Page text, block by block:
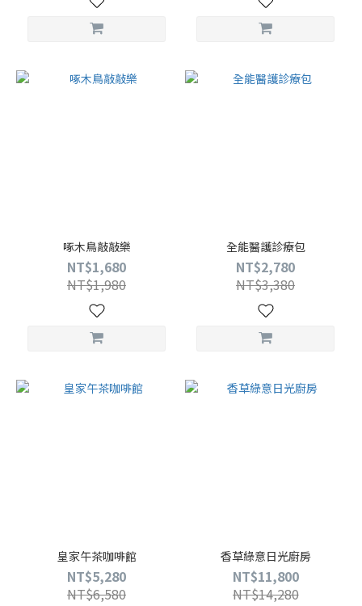
啄木鳥敲敲樂
NT$1,680
NT$1,980
全能醫護診療包
NT$2,780
NT$3,380
皇家午茶咖啡館
NT$5,280
NT$6,580
香草綠意日光廚房
NT$11,800
NT$14,280